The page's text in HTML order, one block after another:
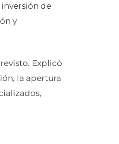
de
y
Explicó
la apertura